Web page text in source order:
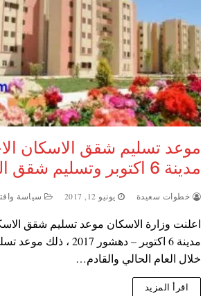
موعد تسليم شقق الاسكان
مدينة 6 اكتوبر وتسليم شقق النقابات
خطوات سعيدة يونيو 12, 2017 سياسة
اعلنت وزارة الاسكان موعد تسليم شقق
مدينة 6 اكتوبر – دهشور
خلال العام الحالي والقادم…
اقرأ المزيد